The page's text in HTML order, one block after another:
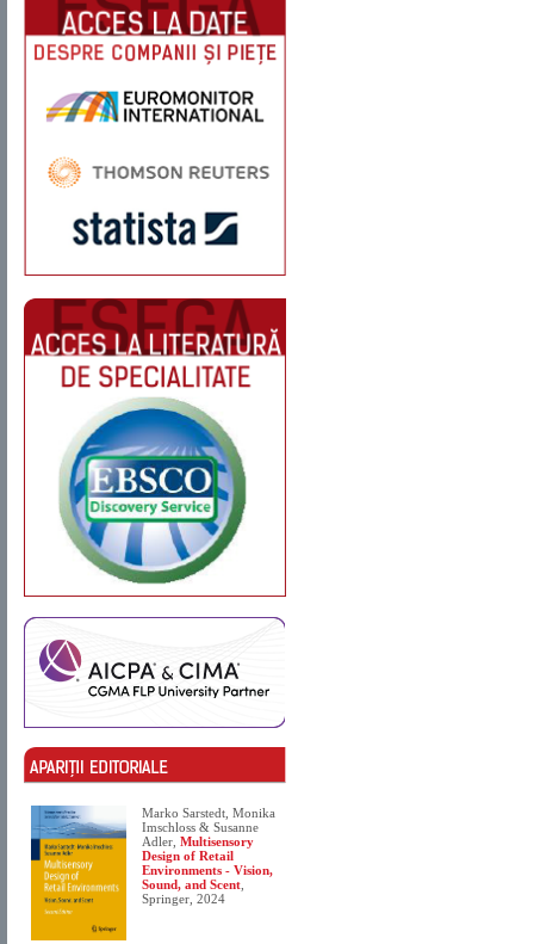
Marko Sarstedt, Monika
Imschloss & Susanne
Adler, Multisensory
Design of Retail
Environments - Vision,
Sound, and Scent
Springer, 2024